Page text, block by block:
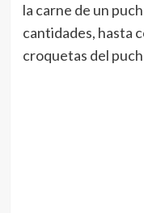
la carne de un
cantidades, hasta
croquetas del